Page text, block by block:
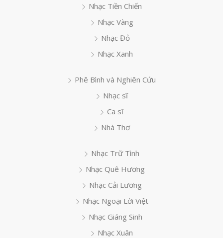
Nhạc Tiền Chiến
Nhạc Vàng
Nhạc Đỏ
Nhạc Xanh
Phê Bình và Nghiên Cứu
Nhạc sĩ
Ca sĩ
Nhà Thơ
Nhạc Trữ Tình
Nhạc Quê Hương
Nhạc Cải Lương
Nhạc Ngoại Lời Việt
Nhạc Giáng Sinh
Nhạc Xuân